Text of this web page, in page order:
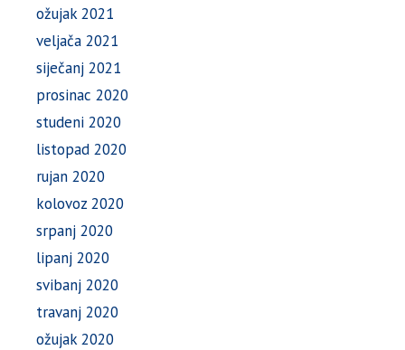
ožujak 2021
veljača 2021
siječanj 2021
prosinac 2020
studeni 2020
listopad 2020
rujan 2020
kolovoz 2020
srpanj 2020
lipanj 2020
svibanj 2020
travanj 2020
ožujak 2020